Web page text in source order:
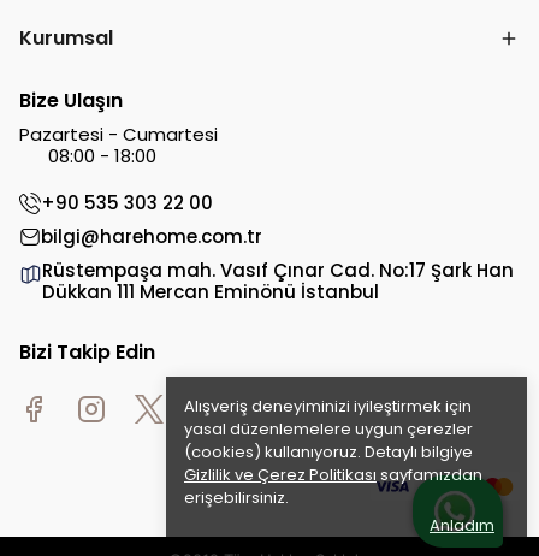
Alışveriş deneyiminizi iyileştirmek için
yasal düzenlemelere uygun çerezler
(cookies) kullanıyoruz. Detaylı bilgiye
Gizlilik ve Çerez Politikası sayfamızdan
erişebilirsiniz.
Anladım
Kurumsal
Bize Ulaşın
Pazartesi - Cumartesi
08:00 - 18:00
+90 535 303 22 00
bilgi@harehome.com.tr
Rüstempaşa mah. Vasıf Çınar Cad. No:17 Şark Han
Dükkan 111 Mercan Eminönü İstanbul
Bizi Takip Edin